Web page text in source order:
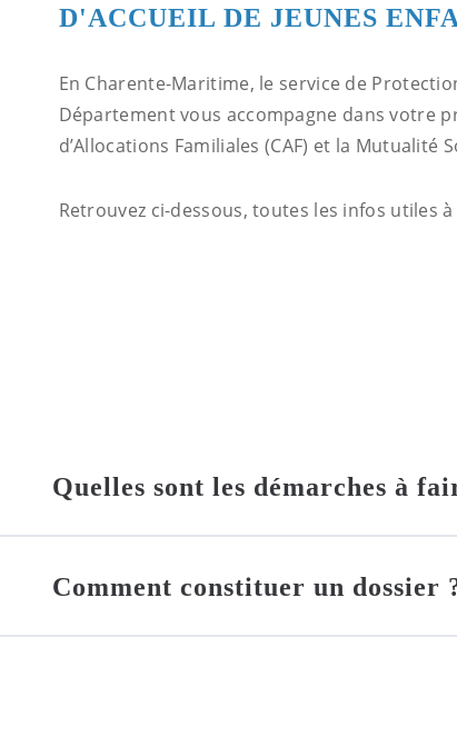
D'ACCUEIL DE JEUNES
En Charente-Maritime, le service de
Département vous accompagne dans votre
d’Allocations Familiales (CAF) et la Mutualité
Retrouvez ci-dessous, toutes les infos utiles à
Quelles sont les démarches à
Comment constituer un dossier